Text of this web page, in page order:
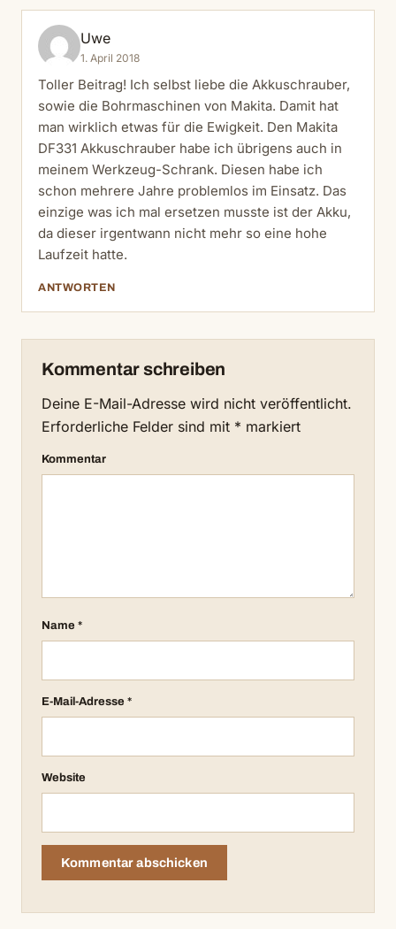
Uwe
1. April 2018
Toller Beitrag! Ich selbst liebe die Akkuschrauber,
sowie die Bohrmaschinen von Makita. Damit hat
man wirklich etwas für die Ewigkeit. Den Makita
DF331 Akkuschrauber habe ich übrigens auch in
meinem Werkzeug-Schrank. Diesen habe ich
schon mehrere Jahre problemlos im Einsatz. Das
einzige was ich mal ersetzen musste ist der Akku,
da dieser irgentwann nicht mehr so eine hohe
Laufzeit hatte.
ANTWORTEN
Kommentar schreiben
Deine E-Mail-Adresse wird nicht veröffentlicht.
Erforderliche Felder sind mit * markiert
Kommentar
Name *
E-Mail-Adresse *
Website